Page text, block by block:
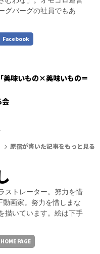
グバーグの社員でもあ
Facebook
美味いもの×美味いもの＝
会
原宿が書いた記事をもっと見る
ストレーター。努力を惜
動画家。努力を惜しまな
描いています。絵は下手
HOME PAGE